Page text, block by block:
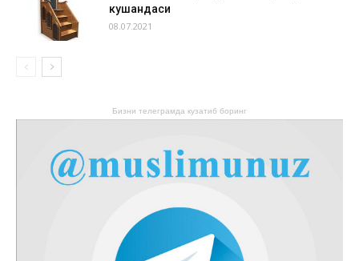
кушандаси
08.07.2021
Бизни телеграмда кузатиб боринг